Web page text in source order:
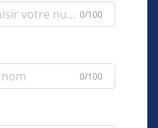
0/100
0/100